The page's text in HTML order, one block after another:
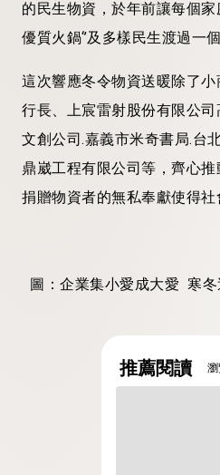
的民生物資，於年前讓每個家
優質火鍋‘’及多樣民生渡過一
這次響應冬令物資送暖除了
行長、上宸雷射股份有限公
文創公司.嘉義市米奇書局.台
鼎崴工程有限公司等，齊心
捐贈物資者的無私奉獻使得社
圖：企業集小愛成大愛 寒冬
推薦閱讀 瀏